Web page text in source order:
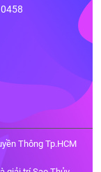
Thông Tp.HCM